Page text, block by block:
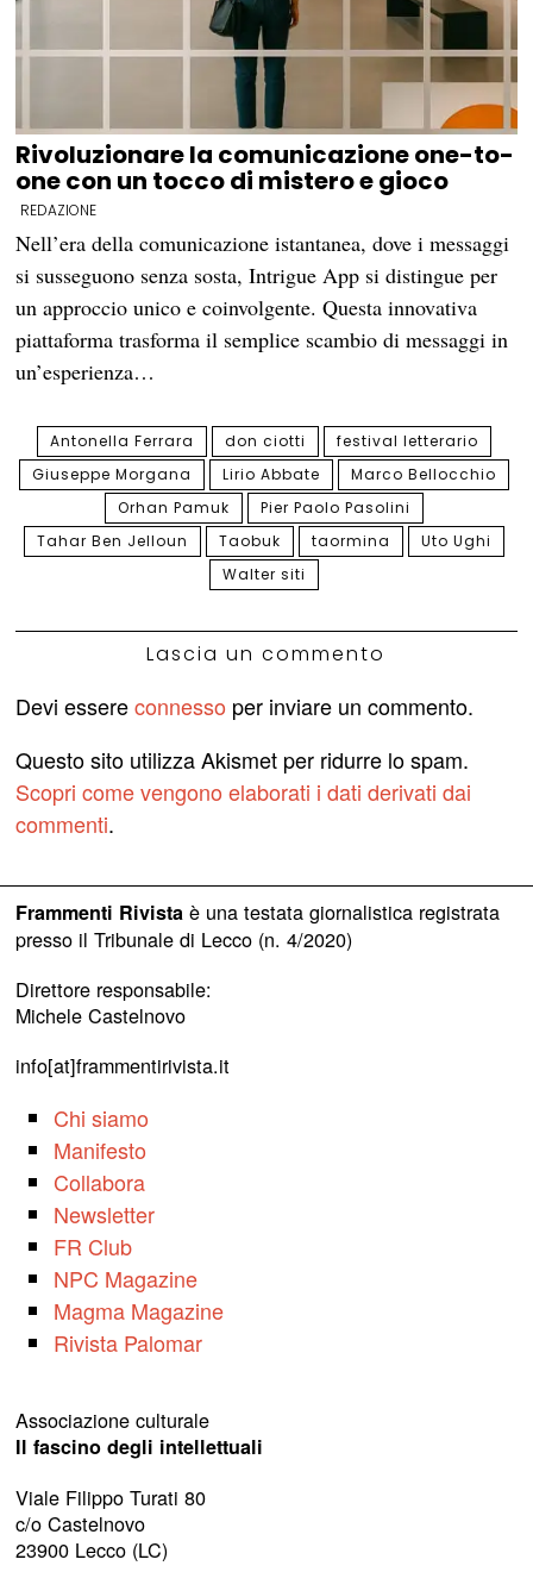
Rivoluzionare la comunicazione one-to-
one con un tocco di mistero e gioco
REDAZIONE
Nell’era della comunicazione istantanea, dove i messaggi
si susseguono senza sosta, Intrigue App si distingue per
un approccio unico e coinvolgente. Questa innovativa
piattaforma trasforma il semplice scambio di messaggi in
un’esperienza…
Antonella Ferrara don ciotti
festival letterario
Giuseppe Morgana
Lirio Abbate
Marco Bellocchio
Orhan Pamuk
Pier Paolo Pasolini
Tahar Ben Jelloun
Taobuk taormina
Uto Ughi
Walter siti
Lascia un commento
Devi essereconnesso per inviare un commento.
Questo sito utilizza Akismet per ridurre lo spam.
Scopri come vengono elaborati i dati derivati dai
commenti.
Frammenti Rivistaè una testata giornalistica registrata
presso il Tribunale di Lecco (n. 4/2020)
Direttore responsabile:
Michele Castelnovo
info[at]frammentirivista.it
Chi siamo
Manifesto
Collabora
Newsletter
FR Club
NPC Magazine
Magma Magazine
Rivista Palomar
Associazione culturale
Il fascino degli intellettuali
Viale Filippo Turati 80
c/o Castelnovo
23900 Lecco (LC)